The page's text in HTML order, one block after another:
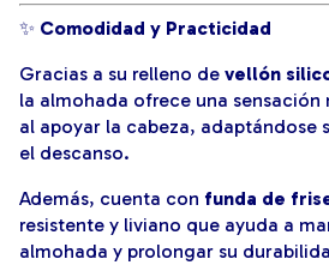
✨ Comodidad y Practicidad
Gracias a su relleno de vellón
la almohada ofrece una
al apoyar la cabeza, adaptándose
el descanso.
Además, cuenta con funda de
resistente y liviano que ayuda a
almohada y prolongar su